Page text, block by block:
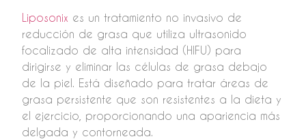
Liposonix es un tratamiento no invasivo de
reducción de grasa que utiliza ultrasonido
focalizado de alta intensidad (HIFU) para
dirigirse y eliminar las células de grasa debajo
de la piel. Está diseñado para tratar áreas de
grasa persistente que son resistentes a la dieta y
el ejercicio, proporcionando una apariencia más
delgada y contorneada.